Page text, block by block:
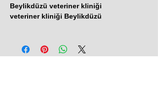
Beylikdüzü veteriner kliniği
veteriner kliniği Beylikdüzü